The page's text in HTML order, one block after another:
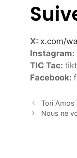
X: x.com/
Instagram:
TIC Tac:
Facebook:
Tori Amos
Nous ne